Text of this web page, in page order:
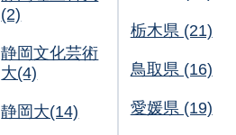
(2)
静岡文化芸術
大(4)
静岡大(14)
栃木県 (21)
鳥取県 (16)
愛媛県 (19)